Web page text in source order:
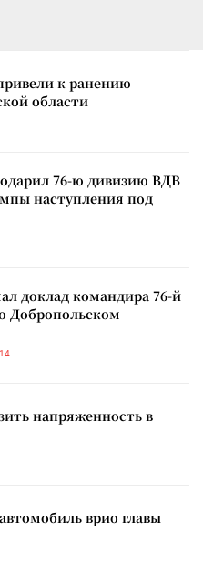
к ранению
области
76-ю дивизию ВДВ
наступления под
доклад командира 76-й
Добропольском
напряженность в
врио главы